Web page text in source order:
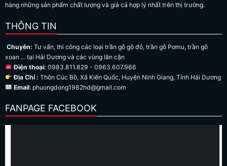
hàng những sản phẩm chất lượng và giá cả hợp lý nhất trên thị trường.
THÔNG TIN
Chuyên: Tư vấn, thi công các loại trần gỗ gõ đỏ, trần gỗ Pơmu, trần gỗ
xoan ... tại Hải Dương và các vùng lân cận
Điện thoại: 0983.811.829 - 0963.607.966
Địa Chỉ : Thôn Cúc Bồ, Xã Kiến Quốc, Huyện Ninh Giang, Tỉnh Hải Dương
Email: phuongdong1982hd@gmail.com
FANPAGE FACEBOOK